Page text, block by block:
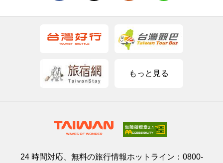
もっと見る
24 時間対応、無料の旅行情報ホットライン： 0800-